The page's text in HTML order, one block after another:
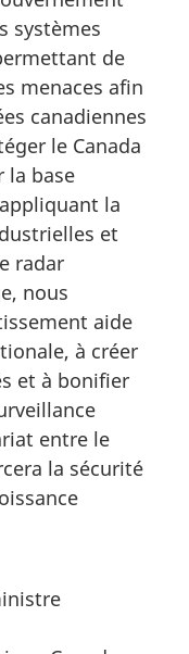
systèmes
de
menaces afin
canadiennes
le Canada
la base
la
et
radar
nous
aide
à créer
et à bonifier
entre le
la sécurité